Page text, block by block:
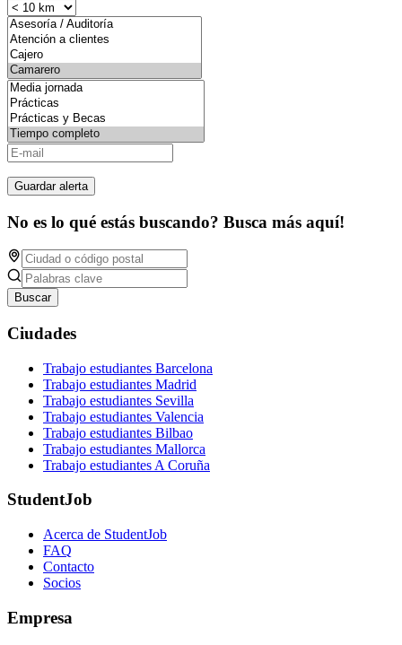
Guardar alerta
No es lo qué estás buscando? Busca más aquí!
Buscar
Ciudades
Trabajo estudiantes Barcelona
Trabajo estudiantes Madrid
Trabajo estudiantes Sevilla
Trabajo estudiantes Valencia
Trabajo estudiantes Bilbao
Trabajo estudiantes Mallorca
Trabajo estudiantes A Coruña
StudentJob
Acerca de StudentJob
FAQ
Contacto
Socios
Empresa